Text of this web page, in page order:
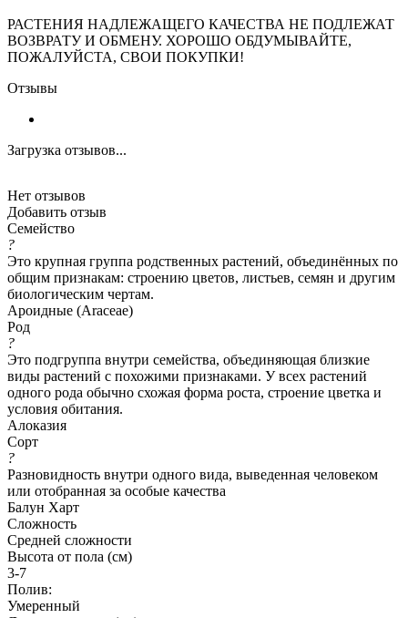
РАСТЕНИЯ НАДЛЕЖАЩЕГО КАЧЕСТВА НЕ ПОДЛЕЖАТ
ВОЗВРАТУ И ОБМЕНУ. ХОРОШО ОБДУМЫВАЙТЕ,
ПОЖАЛУЙСТА, СВОИ ПОКУПКИ!
Отзывы
Загрузка отзывов...
Нет отзывов
Добавить отзыв
Семейство
?
Это крупная группа родственных растений, объединённых по
общим признакам: строению цветов, листьев, семян и другим
биологическим чертам.
Ароидные (Araceae)
Род
?
Это подгруппа внутри семейства, объединяющая близкие
виды растений с похожими признаками. У всех растений
одного рода обычно схожая форма роста, строение цветка и
условия обитания.
Алоказия
Сорт
?
Разновидность внутри одного вида, выведенная человеком
или отобранная за особые качества
Балун Харт
Сложность
Средней сложности
Высота от пола (см)
3-7
Полив:
Умеренный